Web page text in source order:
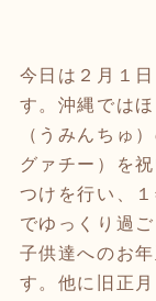
今日は２月１
す。沖縄では
（うみんちゅ
グァチー）を
つけを行い、
でゆっくり過
子供達へのお
す。他に旧正